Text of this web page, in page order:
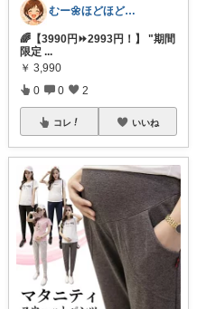
むー🌼ほどほど生活🌼
🌈【3990円⏩2993円！】 "期間
限定 ...
￥ 3,990
0 0 2
コレ いいね